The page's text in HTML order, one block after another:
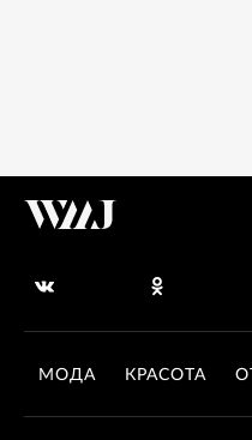
МОДА КРАСОТА